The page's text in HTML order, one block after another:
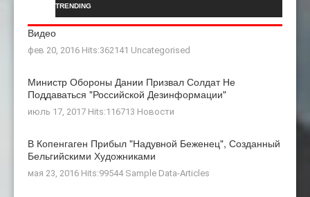
TRENDING
Видео
фев 20, 2016 Hits:362141 Uncategorised
Министр Обороны Дании Призвал Солдат Не
Поддаваться "российской Дезинформации"
июль 17, 2017 Hits:116713 Новости
В Копенгаген Прибыл "Надувной Беженец", Созданный
Бельгийскими Художниками
мая 23, 2016 Hits:99544 Sample Data-Articles